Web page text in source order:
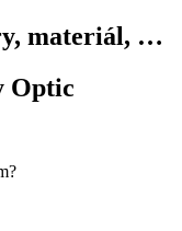
materiál, …
Optic